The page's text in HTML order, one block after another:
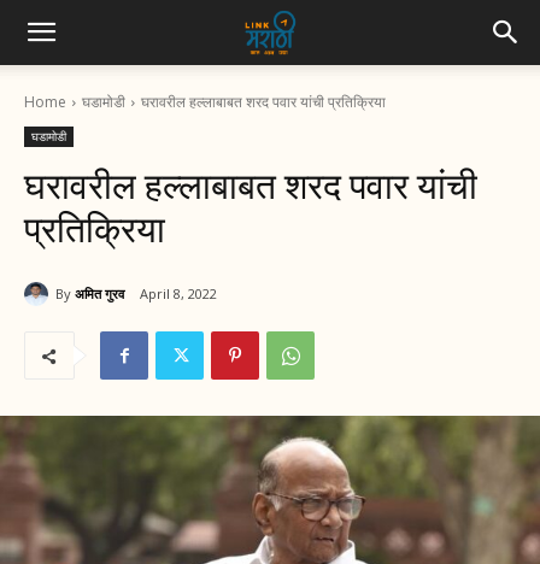
Home घडामोडी घरावरील हल्लाबाबत शरद पवार यांची प्रतिक्रिया
घडामोडी
घरावरील हल्लाबाबत शरद पवार यांची
प्रतिक्रिया
By अमित गुरव April 8, 2022